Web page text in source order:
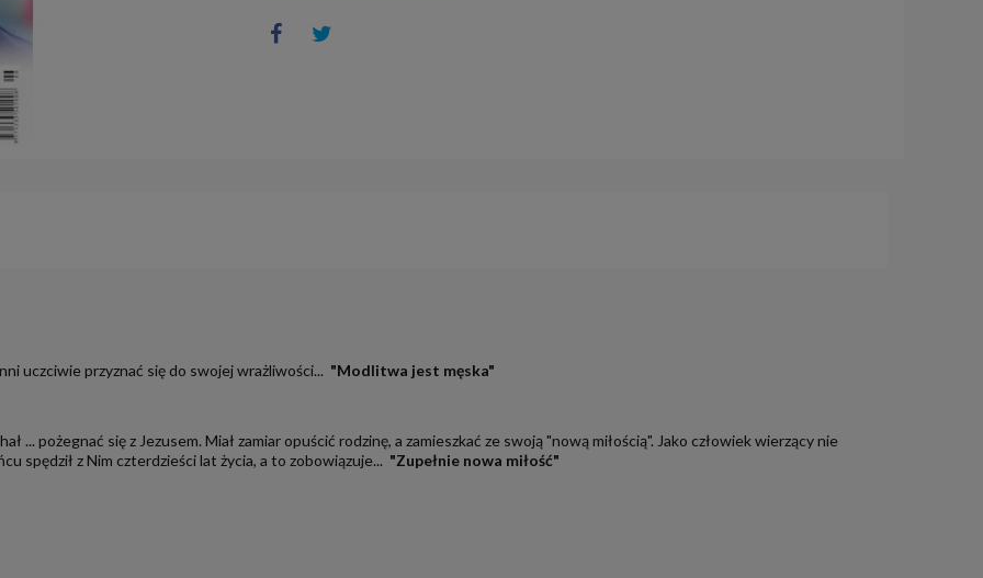
uczciwie przyznać się do swojej wrażliwości... "Modlitwa jest męska"
... pożegnać się z Jezusem. Miał zamiar opuścić rodzinę, a zamieszkać ze swoją "nową miłością". Jako człowiek wierzący nie
spędził z Nim czterdzieści lat życia, a to zobowiązuje... "Zupełnie nowa miłość"